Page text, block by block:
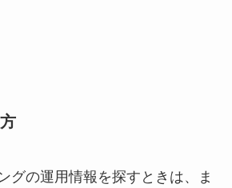
グの運用情報を探すときは、ま